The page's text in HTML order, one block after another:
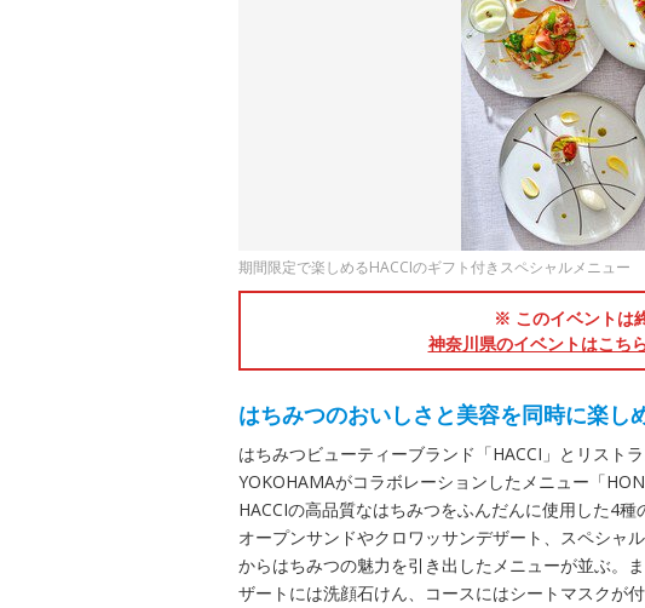
期間限定で楽しめるHACCIのギフト付きスペシャルメニュ
※ このイベントは
神奈川県のイベントはこち
はちみつのおいしさと美容を同時に楽し
はちみつビューティーブランド「HACCI」とリスト
YOKOHAMAがコラボレーションしたメニュー「
HACCIの高品質なはちみつをふんだんに使用した4
オープンサンドやクロワッサンデザート、スペシャ
からはちみつの魅力を引き出したメニューが並ぶ。
ザートには洗顔石けん、コースにはシートマスクが